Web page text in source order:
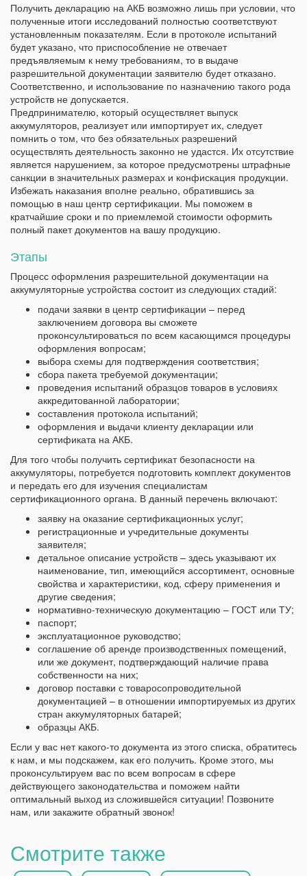
Получить декларацию на АКБ возможно лишь при условии, что
полученные итоги исследований полностью соответствуют
установленным показателям. Если в протоколе испытаний
будет указано, что приспособление не отвечает
предъявляемым к нему требованиям, то в выдаче
разрешительной документации заявителю будет отказано.
Соответственно, и использование по назначению такого рода
устройств не допускается.
Предпринимателю, который осуществляет выпуск
аккумуляторов, реализует или импортирует их, следует
помнить о том, что без обязательных разрешений
осуществлять деятельность законно не удастся. Их отсутствие
является нарушением, за которое предусмотрены штрафные
санкции в значительных размерах и конфискация продукции.
Избежать наказания вполне реально, обратившись за
помощью в наш центр сертификации. Мы поможем в
кратчайшие сроки и по приемлемой стоимости оформить
полный пакет документов на вашу продукцию.
Этапы
Процесс оформления разрешительной документации на
аккумуляторные устройства состоит из следующих стадий:
подачи заявки в центр сертификации – перед
заключением договора вы сможете
проконсультироваться по всем касающимся процедуры
оформления вопросам;
выбора схемы для подтверждения соответствия;
сбора пакета требуемой документации;
проведения испытаний образцов товаров в условиях
аккредитованной лаборатории;
составления протокола испытаний;
оформления и выдачи клиенту декларации или
сертификата на АКБ.
Для того чтобы получить сертификат безопасности на
аккумуляторы, потребуется подготовить комплект документов
и передать его для изучения специалистам
сертификационного органа. В данный перечень включают:
заявку на оказание сертификационных услуг;
регистрационные и учредительные документы
заявителя;
детальное описание устройств – здесь указывают их
наименование, тип, имеющийся ассортимент, основные
свойства и характеристики, код, сферу применения и
другие сведения;
нормативно-техническую документацию – ГОСТ или ТУ;
паспорт;
эксплуатационное руководство;
соглашение об аренде производственных помещений,
или же документ, подтверждающий наличие права
собственности на них;
договор поставки с товаросопроводительной
документацией – в отношении импортируемых из других
стран аккумуляторных батарей;
образцы АКБ.
Если у вас нет какого-то документа из этого списка, обратитесь
к нам, и мы подскажем, как его получить. Кроме этого, мы
проконсультируем вас по всем вопросам в сфере
действующего законодательства и поможем найти
оптимальный выход из сложившейся ситуации! Позвоните
нам, или закажите обратный звонок!
Смотрите также